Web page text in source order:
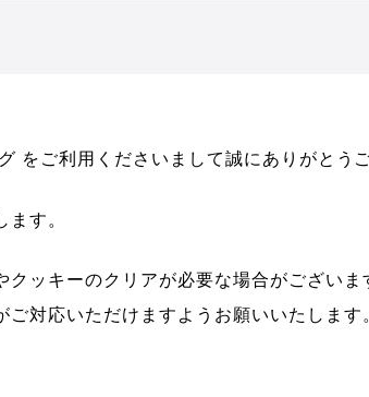
をご利用くださいまして誠にありがとう
す。
クッキーのクリアが必要な場合がございま
ご対応いただけますようお願いいたします